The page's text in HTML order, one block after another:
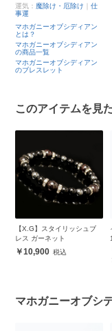
運気： 魔除け・厄除け ｜仕
事運
マホガニーオブシディアン
とは？
マホガニーオブシディアン
の商品一覧
マホガニーオブシディアン
のブレスレット
このアイテムを見
【X.G】スタイリッシュブ
レス ガーネット
10,900
マホガニーオブシ